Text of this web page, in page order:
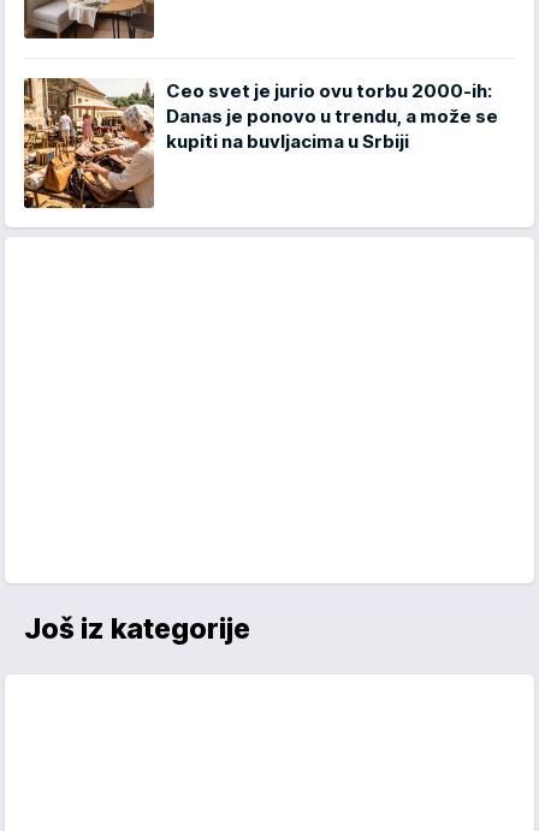
Ceo svet je jurio ovu torbu 2000-ih:
Danas je ponovo u trendu, a može se
kupiti na buvljacima u Srbiji
Još iz kategorije